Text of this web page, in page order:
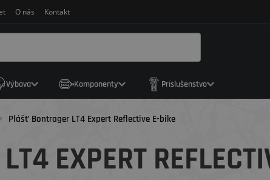
O nás Kontakt
Výbava Komponenty Príslušenstvo
Plášť Bontrager LT4 Expert Reflective E-bike
EXPERT